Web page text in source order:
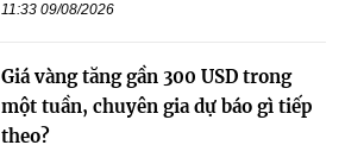
11:33 09/08/2026
Giá vàng tăng gần 300 USD trong
một tuần, chuyên gia dự báo gì tiếp
theo?